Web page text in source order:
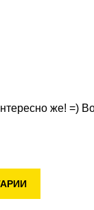
же! =)